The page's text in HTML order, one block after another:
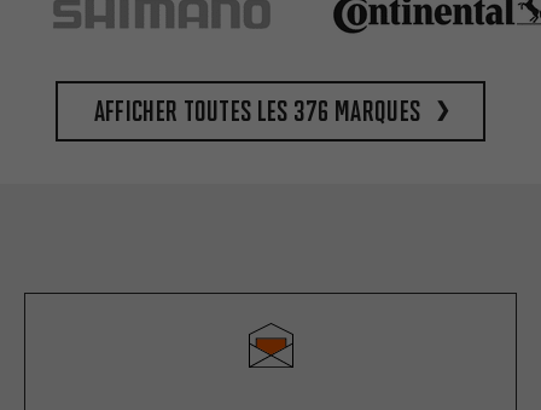
Afficher toutes les 376 marques